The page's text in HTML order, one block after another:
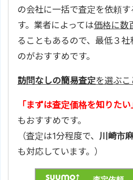
の会社に一括で査定を依頼す
す。業者によっては価格に数
ることもあるので、最低３社
のがおすすめです。
訪問なしの簡易査定を選ぶこ
「まずは査定価格を知りたい
もおすすめです。
（査定は1分程度で、 川崎市
も対応しています。）